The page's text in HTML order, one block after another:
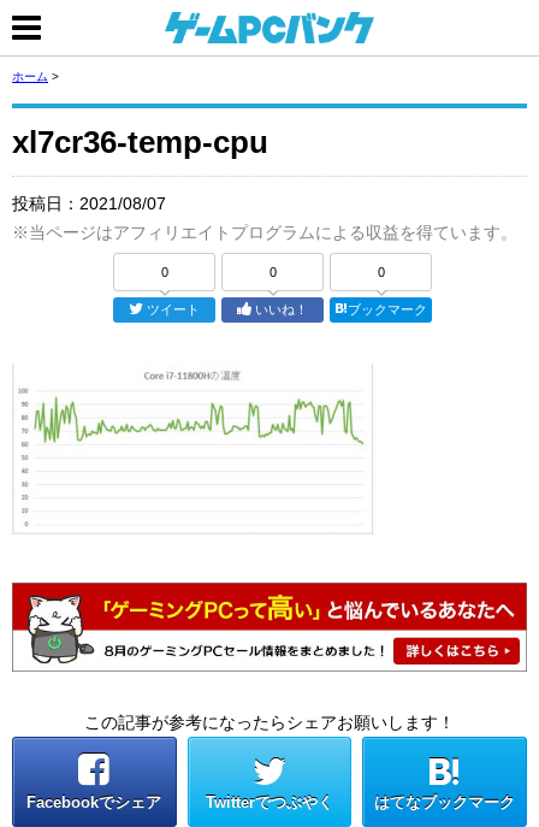
ホーム >
xl7cr36-temp-cpu
投稿日： 2021/08/07
※当ページはアフィリエイトプログラムによる収益を得ています。
0
ツイート
0
いいね！
0
ブックマーク
この記事が参考になったらシェアお願いします！
Facebookでシェア Twitterでつぶやく はてなブックマーク